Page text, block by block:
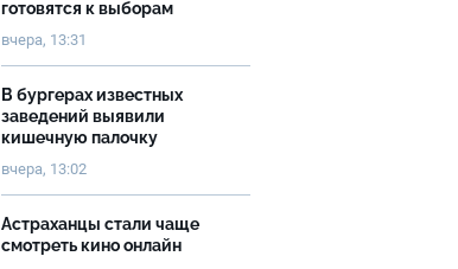
готовятся к выборам
вчера, 13:31
В бургерах известных
заведений выявили
кишечную палочку
вчера, 13:02
Астраханцы стали чаще
смотреть кино онлайн